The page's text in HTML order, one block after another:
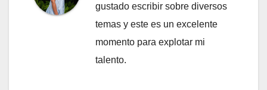
gustado escribir sobre diversos
temas y este es un excelente
momento para explotar mi
talento.